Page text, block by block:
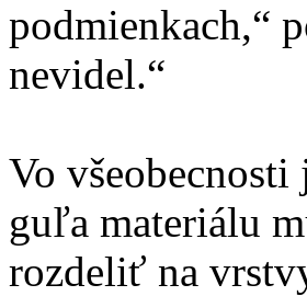
podmienkach,“
nevidel.“
Vo
guľa materiálu
rozdeliť na